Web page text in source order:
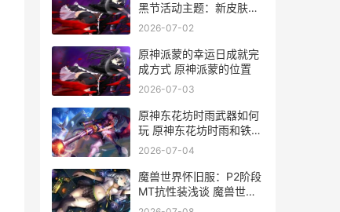
黑节活动主题：新皮肤
+神奇商店+珍宝阁+返场
2026-07-02
原神派蒙的幸运日成就完
成方式 原神派蒙的位置
2026-07-03
原神东花坊时雨武器如何
玩 原神东花坊时雨和铁蜂
刺哪个更适合久岐忍
2026-07-04
魔兽世界怀旧服：P2阶段
MT抗性装浅谈 魔兽世界
怀旧服直升